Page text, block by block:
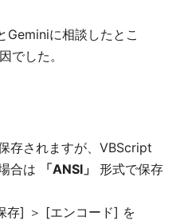
Geminiに相談したとこ
でした。
存されますが、VBScript
合は
「ANSI」
形式で保存
存] ＞ [エンコード] を